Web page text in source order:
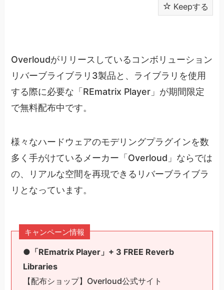
Keepする
Overloudがリリースしているコンボリューション
リバーブライブラリ3製品と、ライブラリを使用
する際に必要な「REmatrix Player」が期間限定
で無料配布中です。
様々なハードウェアのモデリングプラグインを数
多く手がけているメーカー「Overloud」ならでは
の、リアルな空間を再現できるリバーブライブラ
リとなっています。
キャンペーン情報
●「REmatrix Player」+ 3 FREE Reverb
Libraries
【配布ショップ】Overloud公式サイト